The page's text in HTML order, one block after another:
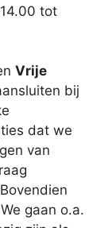
tot
Vrije
bij
dat we
van
gaan o.a.